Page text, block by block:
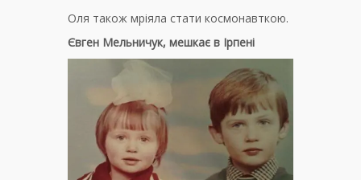
Оля також мріяла стати космонавткою.
Євген Мельничук, мешкає в Ірпені